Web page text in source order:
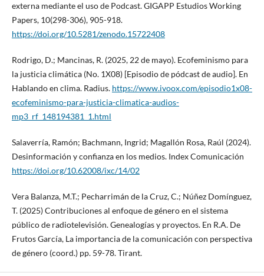
externa mediante el uso de Podcast. GIGAPP Estudios Working
Papers, 10(298-306), 905-918.
https://doi.org/10.5281/zenodo.15722408
Rodrigo, D.; Mancinas, R. (2025, 22 de mayo). Ecofeminismo para
la justicia climática (No. 1X08) [Episodio de pódcast de audio]. En
Hablando en clima. Radius. https://www.ivoox.com/episodio1x08-
ecofeminismo-para-justicia-climatica-audios-
mp3_rf_148194381_1.html
Salaverría, Ramón; Bachmann, Ingrid; Magallón Rosa, Raúl (2024).
Desinformación y confianza en los medios. Index Comunicación
https://doi.org/10.62008/ixc/14/02
Vera Balanza, M.T.; Pecharrimán de la Cruz, C.; Núñez Domínguez,
T. (2025) Contribuciones al enfoque de género en el sistema
público de radiotelevisión. Genealogías y proyectos. En R.A. De
Frutos García, La importancia de la comunicación con perspectiva
de género (coord.) pp. 59-78. Tirant.